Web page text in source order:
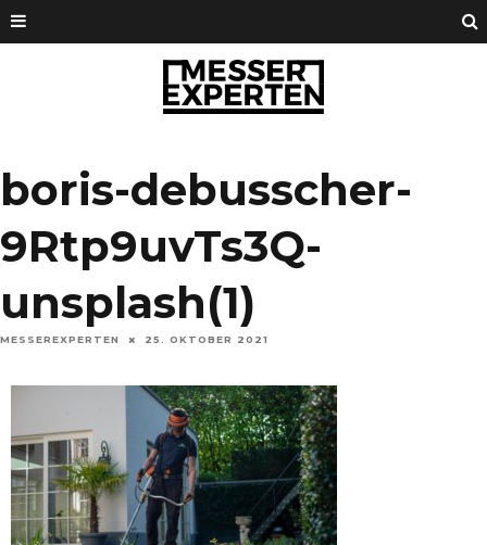
boris-debusscher-
9Rtp9uvTs3Q-
unsplash(1)
MESSEREXPERTEN 25. OKTOBER 2021